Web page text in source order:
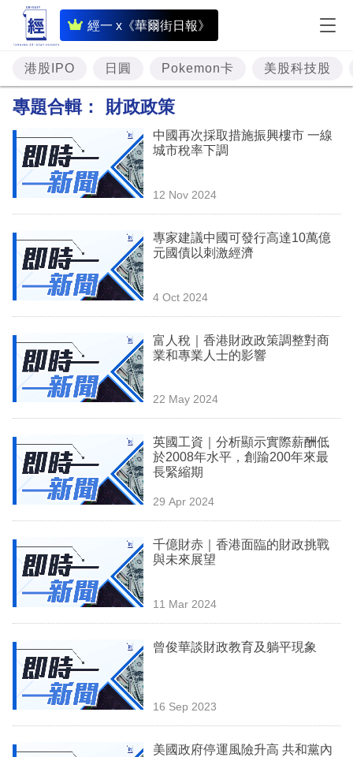
經一 x《華爾街日報》
即
時
財
經
投
資
理
業
科
技
場
生
時
事
訂
閱
港股IPO 日圓 Pokemon卡 美股科技股
專題合輯： 財政政策
中國再次採取措施振興樓市 一線
城市稅率下調
12 Nov 2024
專家建議中國可發行高達10萬億
元國債以刺激經濟
4 Oct 2024
富人稅｜香港財政政策調整對商
業和專業人士的影響
22 May 2024
英國工資｜分析顯示實際薪酬低
於2008年水平，創踰200年來最
長緊縮期
29 Apr 2024
千億財赤｜香港面臨的財政挑戰
與未來展望
11 Mar 2024
曾俊華談財政教育及躺平現象
16 Sep 2023
美國政府停運風險升高 共和黨內